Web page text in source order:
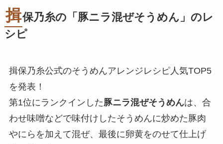
揖保乃糸の「豚ニラ混ぜそうめん」のレ
シピ
揖保乃糸公式のそうめんアレンジレシピ人気TOP5
を発表！
第1位にランクインした豚ニラ混ぜそうめんは、合
わせ味噌などで味付けしたそうめんに炒めた豚肉
やにらを加えて混ぜ、最後に卵黄をのせて仕上げ